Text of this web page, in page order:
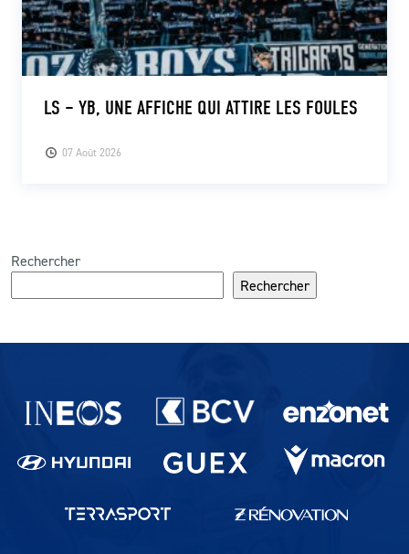
07 Août 2026
LS – YB, UNE AFFICHE QUI ATTIRE LES FOULES
Rechercher
Rechercher
Partenaires du lausanne-Sport